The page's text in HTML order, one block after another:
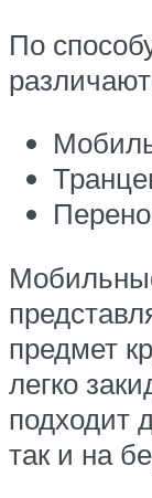
По
предмет
легко
подходит
так и на